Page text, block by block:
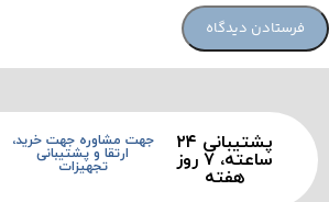
پشتیبانی ۲۴
ساعته، ۷ روز
هفته
جهت مشاوره جهت خرید،
ارتقا و پشتیبانی
تجهیزات